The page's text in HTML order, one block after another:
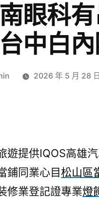
眼科
中白
2026 年 5 月 28 日
遊提供IQOS高雄
鋪同業心目松山區
修業登記證專業燈